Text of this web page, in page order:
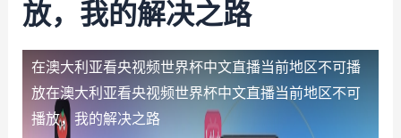
放，我的解决之路
在澳大利亚看央视频世界杯中文直播当前地区不可播
放在澳大利亚看央视频世界杯中文直播当前地区不可
播放，我的解决之路